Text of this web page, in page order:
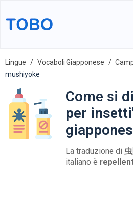
Lingue Vocaboli Giapponese
mushiyoke
Come si
per
La traduzione di
italiano è